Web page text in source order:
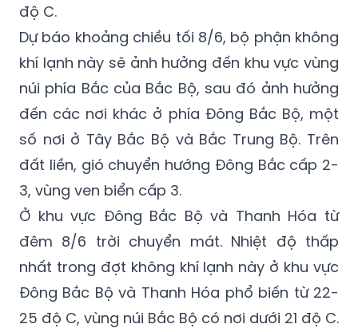
độ C.
Dự báo khoảng chiều tối 8/6, bộ phận không
khí lạnh này sẽ ảnh hưởng đến khu vực vùng
núi phía Bắc của Bắc Bộ, sau đó ảnh hưởng
đến các nơi khác ở phía Đông Bắc Bộ, một
số nơi ở Tây Bắc Bộ và Bắc Trung Bộ. Trên
đất liền, gió chuyển hướng Đông Bắc cấp 2-
3, vùng ven biển cấp 3.
Ở khu vực Đông Bắc Bộ và Thanh Hóa từ
đêm 8/6 trời chuyển mát. Nhiệt độ thấp
nhất trong đợt không khí lạnh này ở khu vực
Đông Bắc Bộ và Thanh Hóa phổ biến từ 22-
25 độ C, vùng núi Bắc Bộ có nơi dưới 21 độ C.